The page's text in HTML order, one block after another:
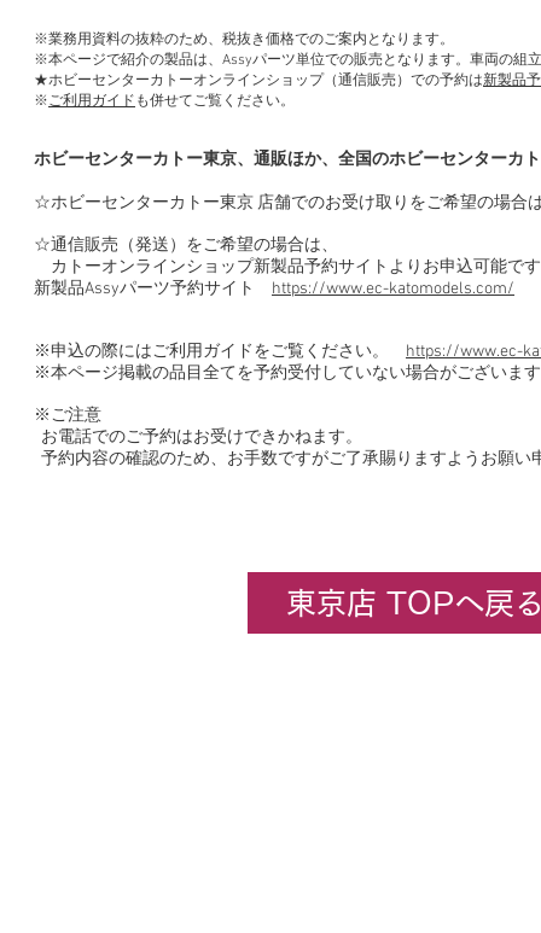
※業務用資料の抜粋のため、税抜き価格でのご案内となります。
※本ページで紹介の製品は、Assyパーツ単位での販売となります。車両の組
★ホビーセンターカトーオンラインショップ（通信販売）での予約は新製品
※ご利用ガイド も併せてご覧ください。
ホビーセンターカトー東京、通販ほか、全国のホビーセンターカ
☆ホビーセンターカトー東京 店舗でのお受け取りをご希望の場合
☆通信販売（発送）をご希望の場合は、
カトーオンラインショップ新製品予約サイトよりお申込可能で
新製品Assyパーツ予約サイト https://www.ec-katomodels.com/
※申込の際にはご利用ガイドをご覧ください。 https://www.ec-
※本ページ掲載の品目全てを予約受付していない場合がございま
※ご注意
お電話でのご予約はお受けできかねます。
予約内容の確認のため、お手数ですがご了承賜りますようお願い
東京店 TOPへ戻